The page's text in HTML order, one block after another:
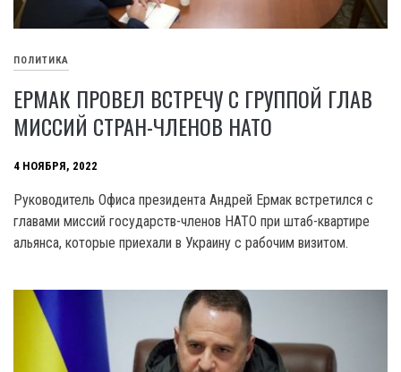
ПОЛИТИКА
ЕРМАК ПРОВЕЛ ВСТРЕЧУ С ГРУППОЙ ГЛАВ
МИССИЙ СТРАН-ЧЛЕНОВ НАТО
4 НОЯБРЯ, 2022
Руководитель Офиса президента Андрей Ермак встретился с
главами миссий государств-членов НАТО при штаб-квартире
альянса, которые приехали в Украину с рабочим визитом.